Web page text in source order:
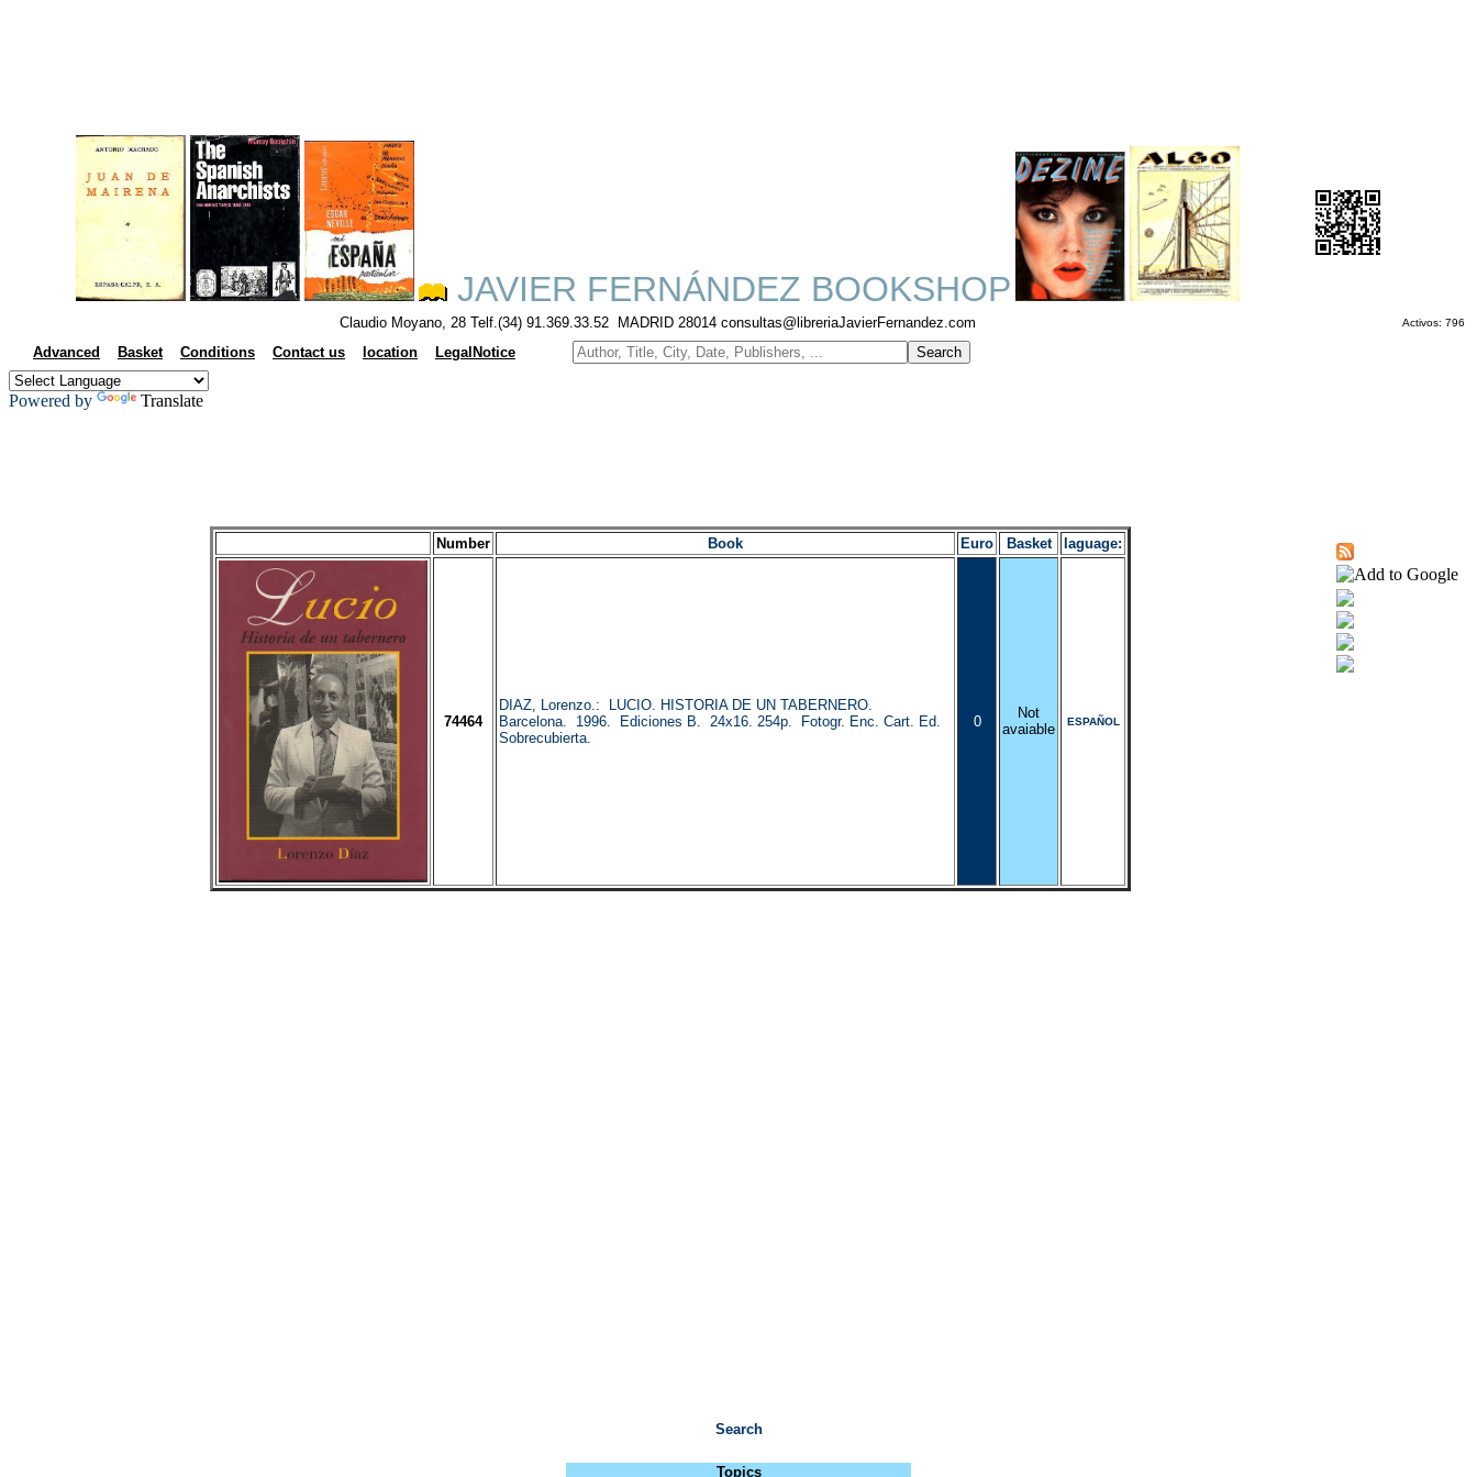
JAVIER FERNÁNDEZ BOOKSHOP
Claudio Moyano, 28 Telf.(34) 91.369.33.52 MADRID 28014 consultas@libreriaJavierFernandez.com Activos: 796
Advanced Basket Conditions Contact us location LegalNotice
Powered by Translate
Number Book Euro Basket laguage:
74464
DIAZ, Lorenzo.: LUCIO. HISTORIA DE UN TABERNERO.
Barcelona. 1996. Ediciones B. 24x16. 254p. Fotogr. Enc. Cart. Ed.
Sobrecubierta.
0
Not
avaiable
ESPAÑOL
Search
Topics